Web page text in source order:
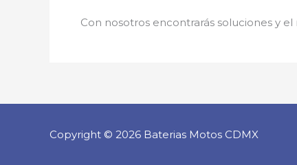
Con nosotros encontrarás soluciones y
Copyright © 2026 Baterias Motos CDMX